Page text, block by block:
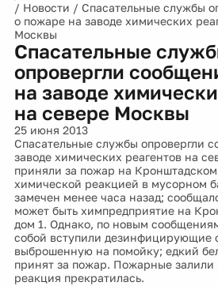
/ Новости / Спасательные службы
о пожаре на заводе химических
Москвы
Спасательные
опровергли
на заводе
на севере Москвы
25 июня 2013
Спасательные службы опровергли
заводе химических реагентов на
приняли за пожар на Кронштадском
химической реакцией в мусорном
замечен менее часа назад;
может быть химпредприятие на
дом 1. Однако, по новым
собой вступили дезинфицирующие
выброшенную на помойку; едкий
принят за пожар. Пожарные залили
реакция прекратилась.